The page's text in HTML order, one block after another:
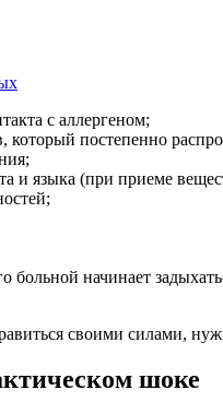
с аллергеном;
постепенно
и языка (при приеме
больной начинает
своими силами,
шоке